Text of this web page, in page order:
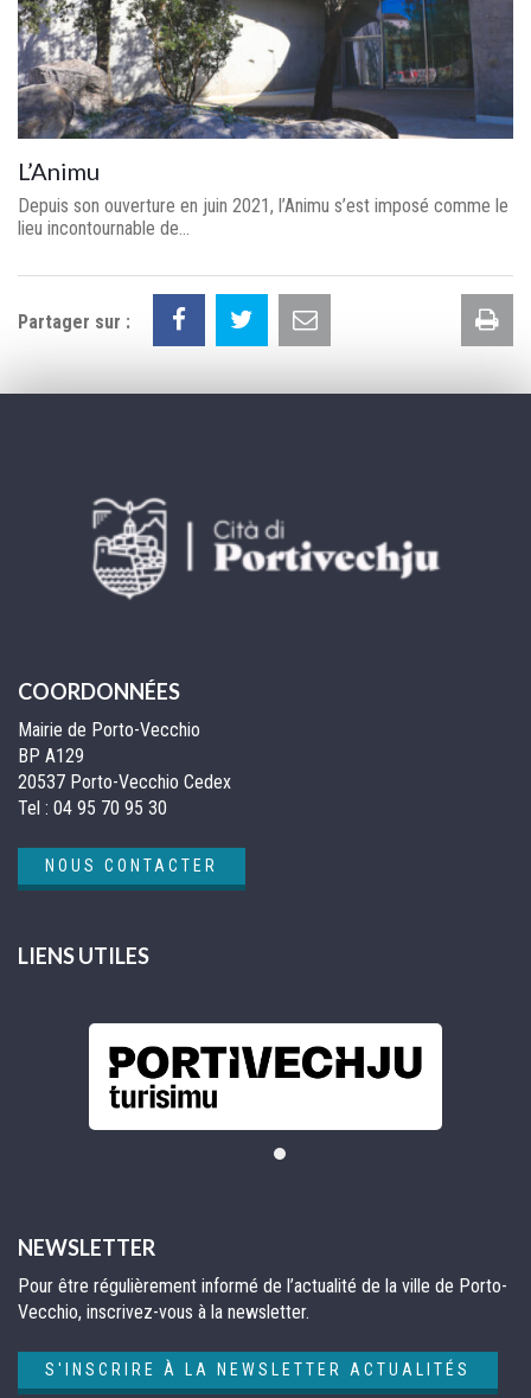
L’Animu
Depuis son ouverture en juin 2021, l’Animu s’est imposé comme le
lieu incontournable de...
Partager sur :
la
COORDONNÉES
Mairie de Porto-Vecchio
BP A129
20537 Porto-Vecchio Cedex
Tel : 04 95 70 95 30
NOUS CONTACTER
LIENS UTILES
NEWSLETTER
Pour être régulièrement informé de l’actualité de la ville de Porto-
Vecchio, inscrivez-vous à la newsletter.
S'INSCRIRE À LA NEWSLETTER ACTUALITÉS